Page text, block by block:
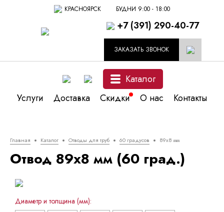
КРАСНОЯРСК БУДНИ 9:00 - 18:00
+7 (391) 290-40-77
ЗАКАЗАТЬ ЗВОНОК
Каталог
Услуги
Доставка Скидки О нас Контакты
Главная Каталог Отводы для труб 60 градусов 89x8 мм
Отвод 89x8 мм (60 град.)
Диаметр и толщина (мм):